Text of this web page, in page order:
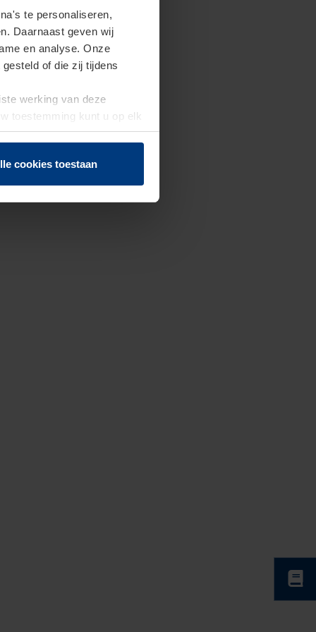
te personaliseren,
Daarnaast geven wij
en analyse. Onze
of die zij tijdens
werking van deze
toestemming kunt u op elk
herroepen.
cookies toestaan